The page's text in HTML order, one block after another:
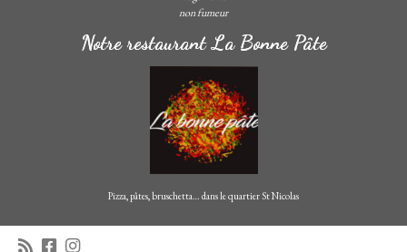
non fumeur
Notre restaurant La Bonne Pâte
Pizza, pâtes, bruschetta… dans le quartier St Nicolas